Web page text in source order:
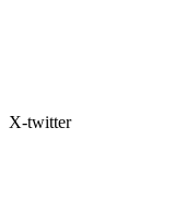
X-twitter